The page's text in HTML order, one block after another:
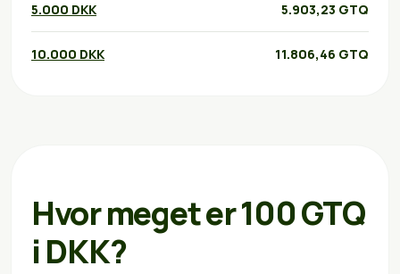
5.000 DKK 5.903,23 GTQ
10.000 DKK 11.806,46 GTQ
Hvor meget er 100 GTQ
i DKK?